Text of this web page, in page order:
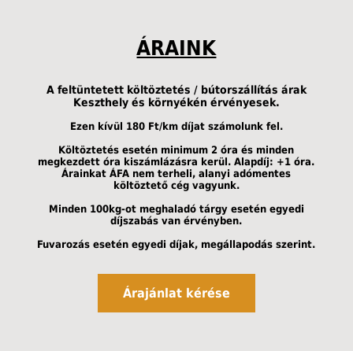
ÁRAINK
A feltüntetett költöztetés / bútorszállítás árak
Keszthely és környékén érvényesek.
Ezen kívül 180 Ft/km díjat számolunk fel.
Költöztetés esetén minimum 2 óra és minden
megkezdett óra kiszámlázásra kerül. Alapdíj: +1 óra.
Árainkat ÁFA nem terheli, alanyi adómentes
költöztető cég vagyunk.
Minden 100kg-ot meghaladó tárgy esetén egyedi
díjszabás van érvényben.
Fuvarozás esetén egyedi díjak, megállapodás szerint.
Árajánlat kérése